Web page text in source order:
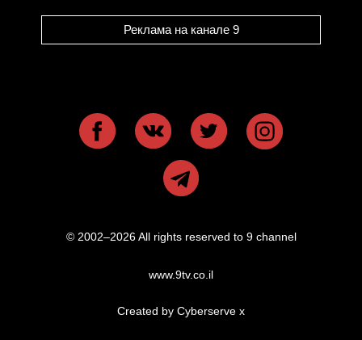
Реклама на канале 9
© 2002–2026 All rights reserved to 9 channel
www.9tv.co.il
Created by Cyberserve x